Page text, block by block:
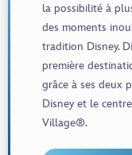
la possibilité à
des moments
tradition Disney.
première
grâce à ses deux
Disney et le
Village®.